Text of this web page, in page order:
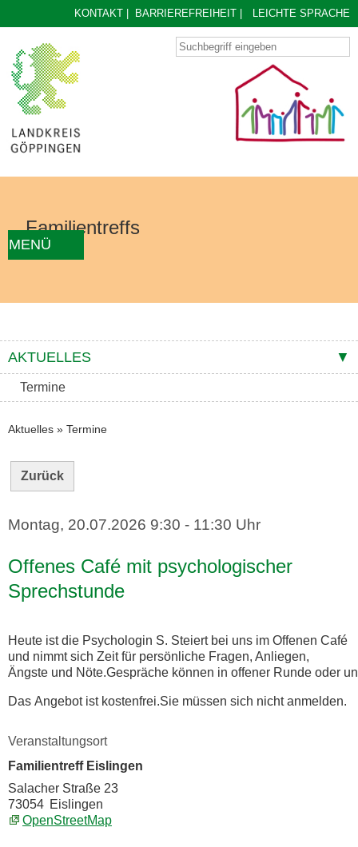
KONTAKT BARRIEREFREIHEIT LEICHTE SPRACHE
MENÜ
KONZEPT KONTAKTE
Familientreffs
AKTUELLES
Termine
Aktuelles » Termine
Zurück
Montag, 20.07.2026 9:30 - 11:30 Uhr
Offenes Café mit psychologischer
Sprechstunde
Heute ist die Psychologin S. Steiert bei uns im Offenen Café
und nimmt sich Zeit für persönliche Fragen, Anliegen,
Ängste und Nöte.Gespräche können in offener Runde oder
Das Angebot ist kostenfrei.Sie müssen sich nicht anmelden.
Veranstaltungsort
Familientreff Eislingen
Salacher Straße 23
73054 Eislingen
OpenStreetMap